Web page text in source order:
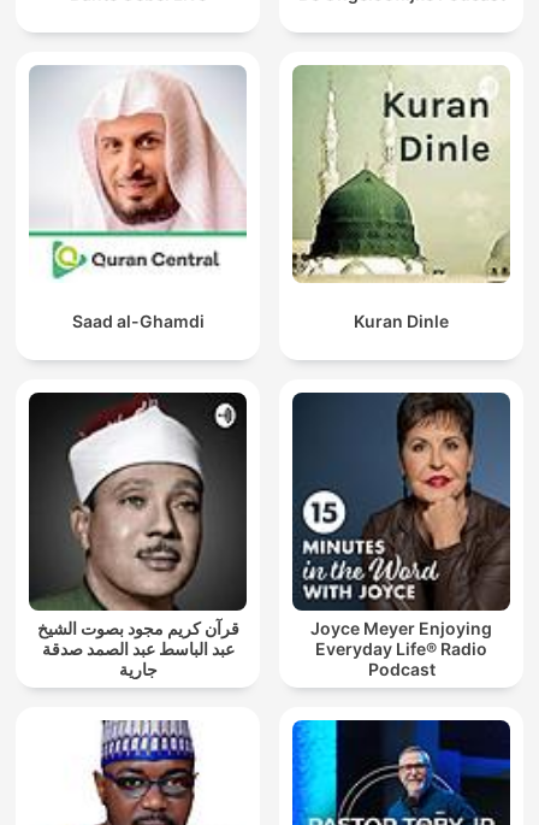
Saad al-Ghamdi Kuran Dinle
قرآن كريم مجود بصوت الشيخ
عبد الباسط عبد الصمد صدقة
جارية
Joyce Meyer Enjoying
Everyday Life® Radio
Podcast